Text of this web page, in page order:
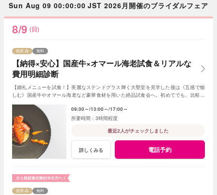
Sun Aug 09 00:00:00 JST 2026月開催のブライダルフェア
8/9 (日)
【納得×安心】国産牛×オマール海老試食＆リアルな
費用明細診断
残席 無料
【婚礼メニューを試食！】美麗なステンドグラス輝く大聖堂を見学した後は《五感で愉
しむ》国産牛やオマール海老など豪華食材を用いた絶品試食会へ。初めてでも、比較検
09:30～ 13:00～ 17:00～
3時間程度
最近2人がチェックしました
詳しくみる 電話予約
残席 無料